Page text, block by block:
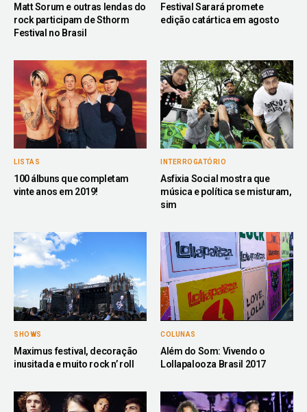
Matt Sorum e outras lendas do
rock participam de Sthorm
Festival no Brasil
Festival Sarará promete
edição catártica em agosto
LISTAS
100 álbuns que completam
vinte anos em 2019!
INTERROGATÓRIO
Asfixia Social mostra que
música e política se misturam,
sim
SHOWS
Maximus festival, decoração
inusitada e muito rock n’ roll
COLUNAS
Além do Som: Vivendo o
Lollapalooza Brasil 2017